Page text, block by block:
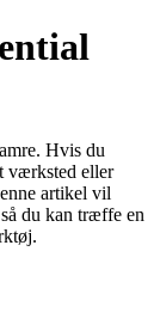
Hvis du
værksted eller
artikel vil
du kan træffe en